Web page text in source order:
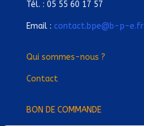
Tél. : 05 55 60 17 57
Email : contact.bpe@b-p-e.fr
Qui sommes-nous ?
Contact
BON DE COMMANDE